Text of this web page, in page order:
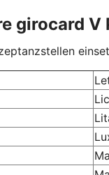
girocard V